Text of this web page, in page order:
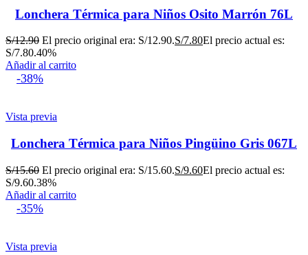
Lonchera Térmica para Niños Osito Marrón 76L
S/12.90 El precio original era: S/12.90.S/7.80El precio actual es:
S/7.80.40%
Añadir al carrito
-38%
Vista previa
Lonchera Térmica para Niños Pingüino Gris 067L
S/15.60 El precio original era: S/15.60.S/9.60El precio actual es:
S/9.60.38%
Añadir al carrito
-35%
Vista previa